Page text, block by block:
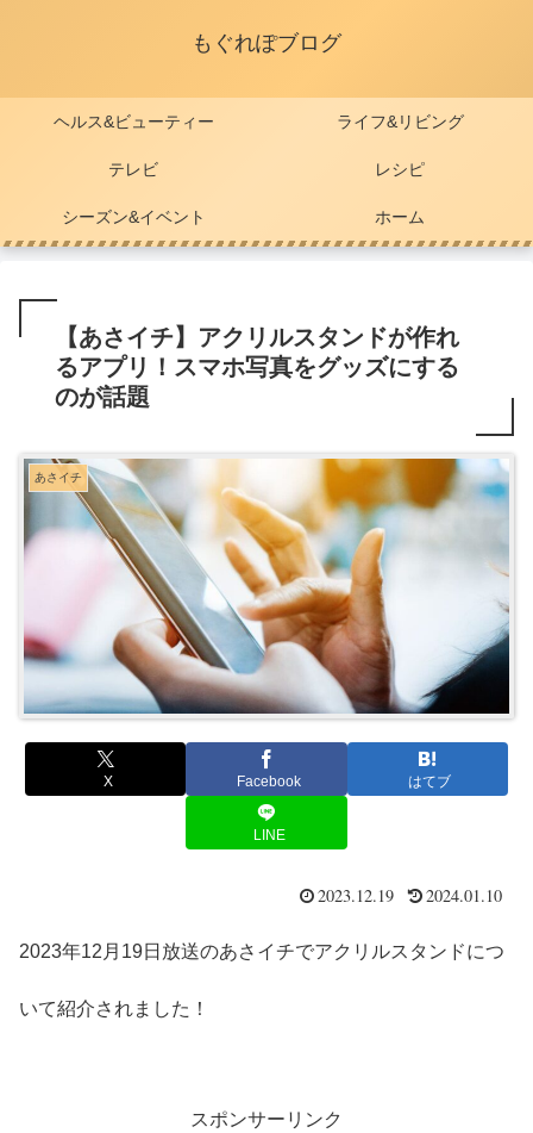
もぐれぽブログ
ヘルス&ビューティー ライフ&リビング
テレビ レシピ
シーズン&イベント ホーム
【あさイチ】アクリルスタンドが作れ
るアプリ！スマホ写真をグッズにする
のが話題
あさイチ
X Facebook はてブ
LINE
2023.12.19 2024.01.10
2023年12月19日放送のあさイチでアクリルスタンドにつ
いて紹介されました！
スポンサーリンク